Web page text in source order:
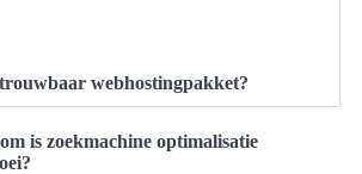
webhostingpakket?
is zoekmachine optimalisatie